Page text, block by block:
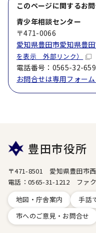
このページに関するお
青少年相談センター
〒471-0066
愛知県豊田市愛知県豊
を表示 外部リンク）
電話番号：0565-32-
お問合せは専用フォー
豊田市役所
〒471-8501 愛知県豊田市
電話：0565-31-1212 ファ
地図・庁舎案内
手話
市へのご意見・お問合せ